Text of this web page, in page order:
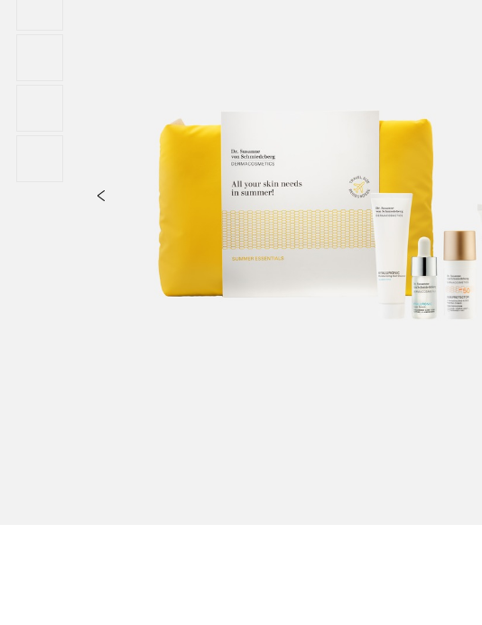
crosspolymer, oligopeptide-1, xanthan gum, citric acid,